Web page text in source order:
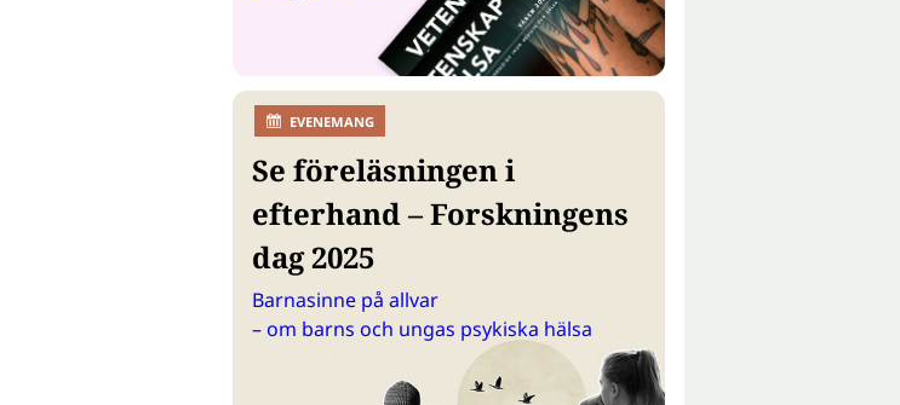
EVENEMANG
Se föreläsningen i
efterhand – Forskningens
dag 2025
Barnasinne på allvar
– om barns och ungas psykiska hälsa